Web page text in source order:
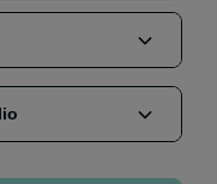
nuestra web,
por GLS